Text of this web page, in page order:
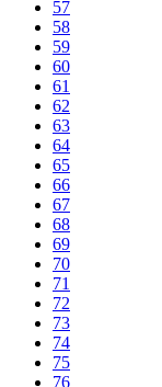
57
58
59
60
61
62
63
64
65
66
67
68
69
70
71
72
73
74
75
76